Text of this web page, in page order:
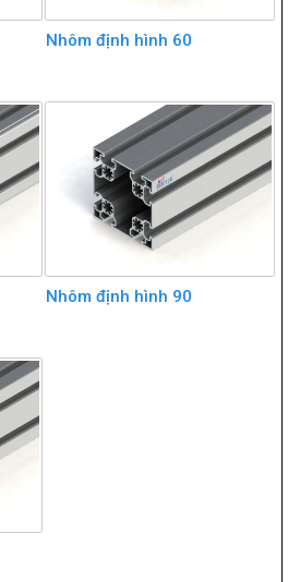
Nhôm định hình 60
Nhôm định hình 90